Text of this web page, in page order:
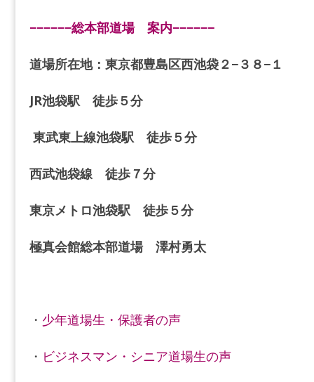
−−−−−−総本部道場 案内−−−−−−
道場所在地：東京都豊島区西池袋２−３８−１
JR池袋駅 徒歩５分
東武東上線池袋駅 徒歩５分
西武池袋線 徒歩７分
東京メトロ池袋駅 徒歩５分
極真会館総本部道場 澤村勇太
・ 少年道場生・保護者の声
・ ビジネスマン・シニア道場生の声